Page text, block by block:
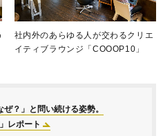
社内外のあらゆる人が交わるクリエ
イティブラウンジ「COOOP10」
？」と問い続ける姿勢。
レポート